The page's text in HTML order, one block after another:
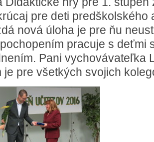
pre deti predškolského
nová úloha je pre ňu
pracuje s deťmi
Pani vychovávateľka
je pre všetkých svojich